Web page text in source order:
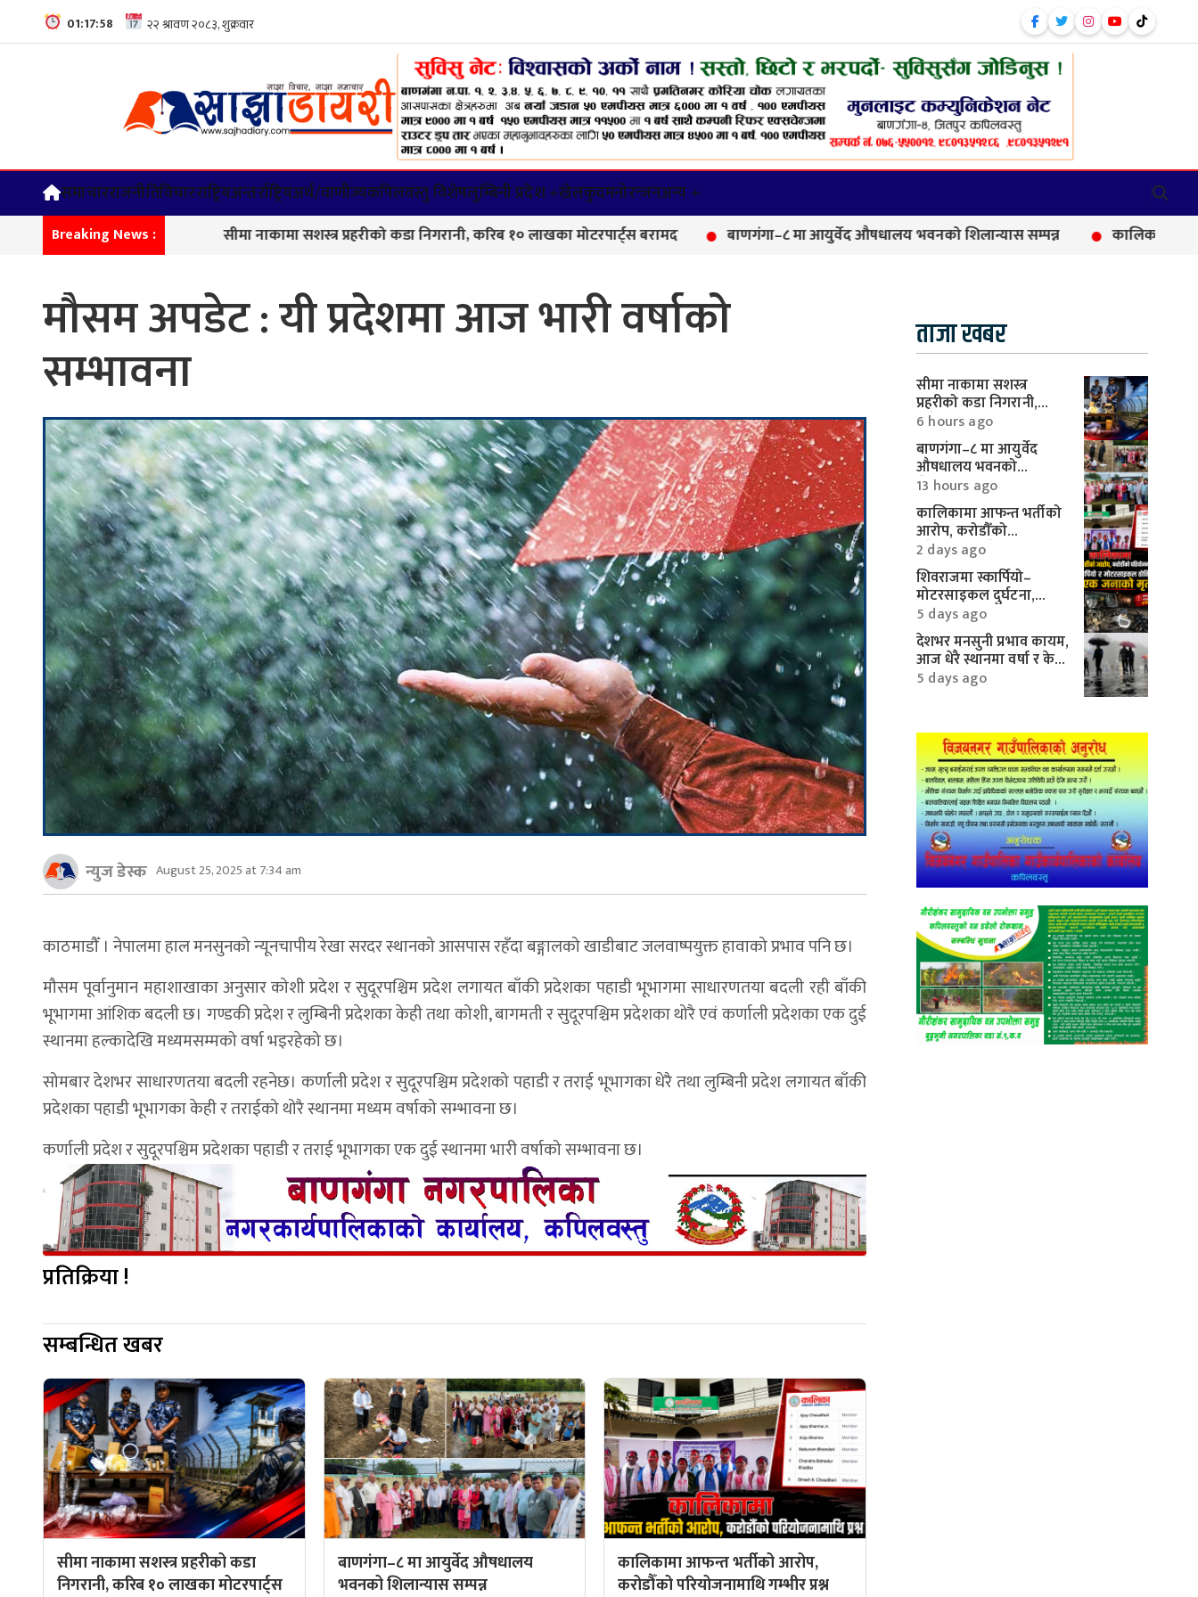
01:17:59
समाचारराजनीतिविचारराष्ट्रियअन्तर्राष्ट्रियअर्थ/वाणीज्यकपिलवस्तु विशेषलुम्बिनी प्रदेश +खेलकुदमनोरन्जनअन्य +
Breaking News :सीमा नाकामा सशस्त्र प्रहरीको कडा निगरानी, करिब १० लाखका मोटरपार्ट्स बरामद बाणगंगा–८ मा आयुर्वेद औषधालय भवनको शिलान्यास सम्पन्न कालिकामा आफन्त भर्तीको
मौसम अपडेट : यी प्रदेशमा आज भारी वर्षाको
सम्भावना
न्युज डेस्क August 25, 2025 at 7:34 am
काठमाडौँ । नेपालमा हाल मनसुनको न्यूनचापीय रेखा सरदर स्थानको आसपास रहँदा बङ्गालको खाडीबाट जलवाष्पयुक्त हावाको प्रभाव पनि छ।
मौसम पूर्वानुमान महाशाखाका अनुसार कोशी प्रदेश र सुदूरपश्चिम प्रदेश लगायत बाँकी प्रदेशका पहाडी भूभागमा साधारणतया बदली रही बाँकी
भूभागमा आंशिक बदली छ। गण्डकी प्रदेश र लुम्बिनी प्रदेशका केही तथा कोशी, बागमती र सुदूरपश्चिम प्रदेशका थोरै एवं कर्णाली प्रदेशका एक दुई
स्थानमा हल्कादेखि मध्यमसम्मको वर्षा भइरहेको छ।
सोमबार देशभर साधारणतया बदली रहनेछ। कर्णाली प्रदेश र सुदूरपश्चिम प्रदेशको पहाडी र तराई भूभागका धेरै तथा लुम्बिनी प्रदेश लगायत बाँकी
प्रदेशका पहाडी भूभागका केही र तराईको थोरै स्थानमा मध्यम वर्षाको सम्भावना छ।
कर्णाली प्रदेश र सुदूरपश्चिम प्रदेशका पहाडी र तराई भूभागका एक दुई स्थानमा भारी वर्षाको सम्भावना छ।
प्रतिक्रिया !
सम्बन्धित खबर
सीमा नाकामा सशस्त्र प्रहरीको कडा
निगरानी, करिब १० लाखका मोटरपार्ट्स
बाणगंगा–८ मा आयुर्वेद औषधालय
भवनको शिलान्यास सम्पन्न
कालिकामा आफन्त भर्तीको आरोप,
करोडौँको परियोजनामाथि गम्भीर प्रश्न
ताजा खबर
सीमा नाकामा सशस्त्र
प्रहरीको कडा निगरानी,
करिब १० लाखका
मोटरपार्ट्स बरामद
6 hours ago
बाणगंगा–८ मा आयुर्वेद
औषधालय भवनको
शिलान्यास सम्पन्न
13 hours ago
कालिकामा आफन्त भर्तीको
आरोप, करोडौँको
परियोजनामाथि गम्भीर प्रश्न
2 days ago
शिवराजमा स्कार्पियो–
मोटरसाइकल दुर्घटना,
एकको मृत्यु
5 days ago
देशभर मनसुनी प्रभाव कायम,
आज धेरै स्थानमा वर्षा र केही
क्षेत्रमा भारी वर्षाको
5 days ago